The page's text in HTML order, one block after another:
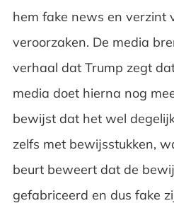
hem fake news en verzint
veroorzaken. De media
verhaal dat Trump zegt
media doet hierna nog
bewijst dat het wel
zelfs met bewijsstukken,
beurt beweert dat de
gefabriceerd en dus fake